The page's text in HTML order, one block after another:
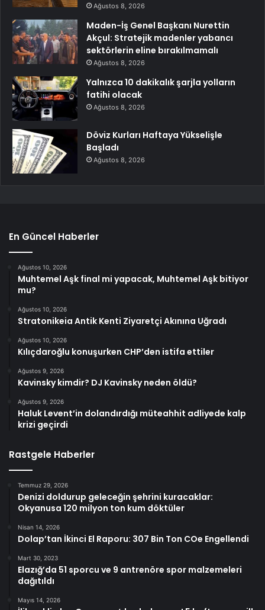
Ağustos 8, 2026
Maden-İş Genel Başkanı Nurettin
Akçul: Stratejik madenler yabancı
sektörlerin eline bırakılmamalı
Ağustos 8, 2026
Yalnızca 10 dakikalık şarjla yolların
fatihi olacak
Ağustos 8, 2026
Döviz Kurları Haftaya Yükselişle
Başladı
Ağustos 8, 2026
En Güncel Haberler
Ağustos 10, 2026
Muhtemel Aşk final mi yapacak, Muhtemel Aşk bitiyor
mu?
Ağustos 10, 2026
Stratonikeia Antik Kenti Ziyaretçi Akınına Uğradı
Ağustos 10, 2026
Kılıçdaroğlu konuşurken CHP’den istifa ettiler
Ağustos 9, 2026
Kavinsky kimdir? DJ Kavinsky neden öldü?
Ağustos 9, 2026
Haluk Levent’in dolandırdığı müteahhit adliyede kalp
krizi geçirdi
Rastgele Haberler
Temmuz 29, 2026
Denizi doldurup geleceğin şehrini kuracaklar:
Okyanusa 120 milyon ton kum döktüler
Nisan 14, 2026
Dolap’tan İkinci El Raporu: 307 Bin Ton COe Engellendi
Mart 30, 2023
Elazığ’da 51 sporcu ve 9 antrenöre spor malzemeleri
dağıtıldı
Mayıs 14, 2026